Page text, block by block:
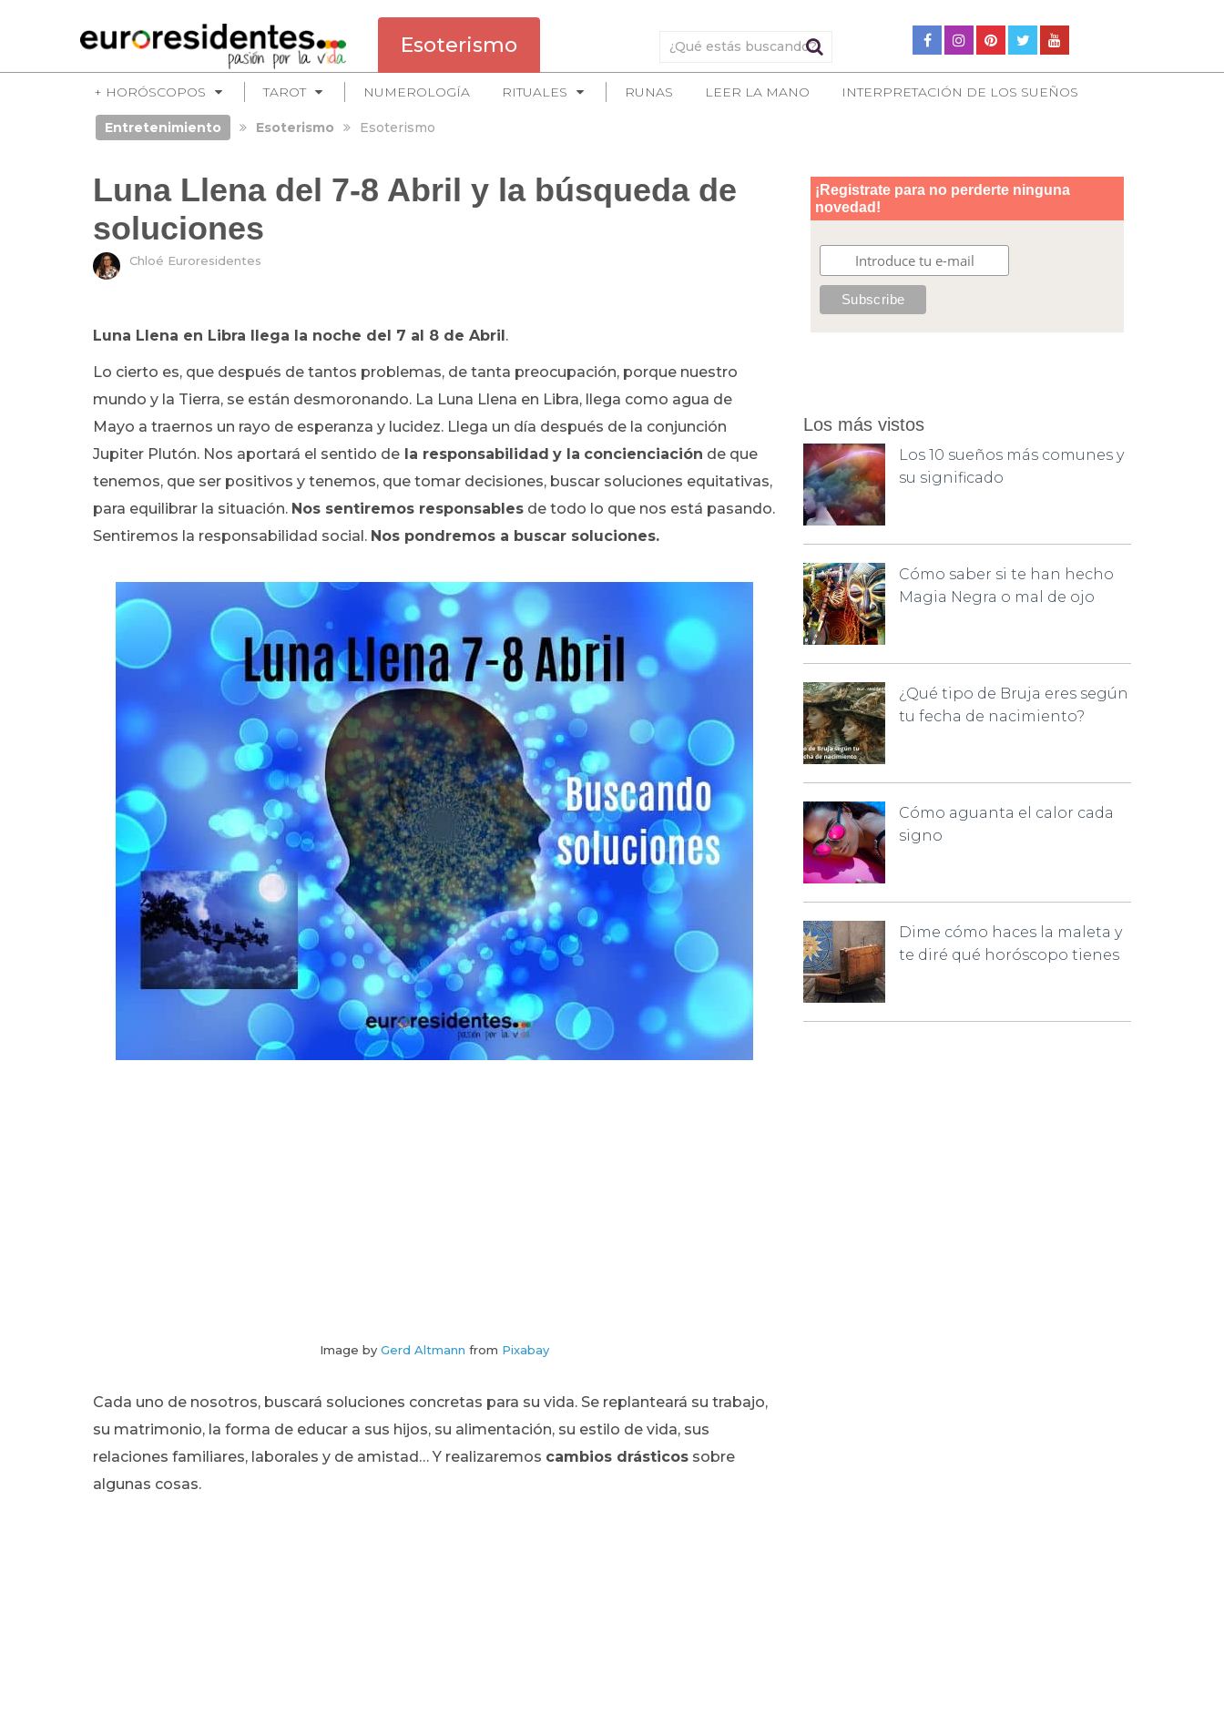
Esoterismo
+ HORÓSCOPOS TAROT NUMEROLOGÍA RITUALES RUNAS LEER LA MANO INTERPRETACIÓN DE LOS SUEÑOS
Entretenimiento Esoterismo Esoterismo
Luna Llena del 7-8 Abril y la búsqueda de
soluciones
Chloé Euroresidentes
Luna Llena en Libra llega la noche del 7 al 8 de Abril.
Lo cierto es, que después de tantos problemas, de tanta preocupación, porque nuestro
mundo y la Tierra, se están desmoronando. La Luna Llena en Libra, llega como agua de
Mayo a traernos un rayo de esperanza y lucidez. Llega un día después de la conjunción
Jupiter Plutón. Nos aportará el sentido de la responsabilidad y la concienciación de que
tenemos, que ser positivos y tenemos, que tomar decisiones, buscar soluciones equitativas,
para equilibrar la situación. Nos sentiremos responsables de todo lo que nos está pasando.
Sentiremos la responsabilidad social. Nos pondremos a buscar soluciones.
Image by Gerd Altmann from Pixabay
Cada uno de nosotros, buscará soluciones concretas para su vida. Se replanteará su trabajo,
su matrimonio, la forma de educar a sus hijos, su alimentación, su estilo de vida, sus
relaciones familiares, laborales y de amistad… Y realizaremos cambios drásticos sobre
algunas cosas.
Los más vistos
Los 10 sueños más comunes y
su significado
Cómo saber si te han hecho
Magia Negra o mal de ojo
¿Qué tipo de Bruja eres según
tu fecha de nacimiento?
Cómo aguanta el calor cada
signo
Dime cómo haces la maleta y
te diré qué horóscopo tienes